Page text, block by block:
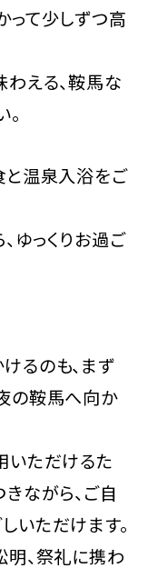
って少しずつ高
える、鞍馬な
と温泉入浴をご
ゆっくりお過ご
るのも、まず
の鞍馬へ向か
いただけるた
ながら、ご自
いただけます。
明、祭礼に携わ